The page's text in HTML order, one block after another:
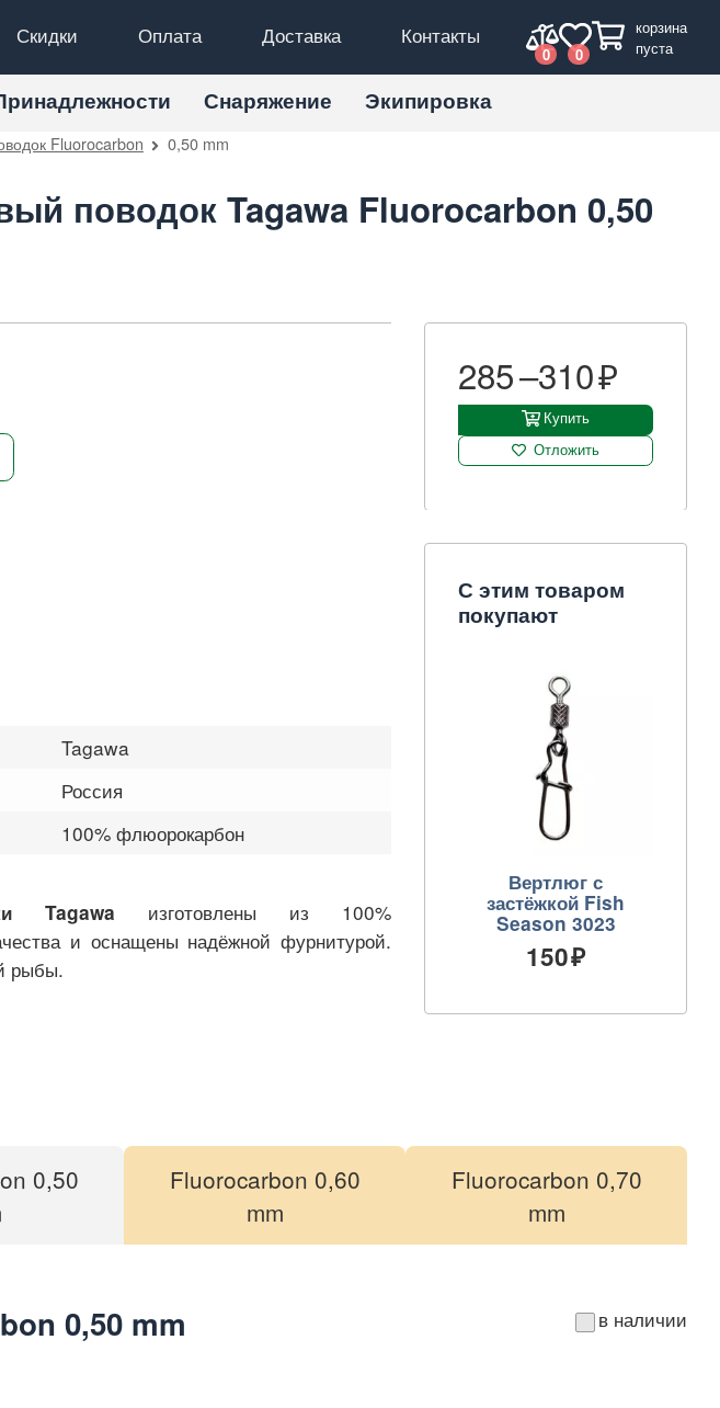
Скидки Оплата Доставка Контакты
0 0
корзина
пуста
Снаряжение Экипировка
Fluorocarbon 0,50 mm
поводок Tagawa Fluorocarbon 0,50
Tagawa
Россия
100% флюорокарбон
285 –310
Купить
Отложить
С этим товаром
покупают
Вертлюг с
застёжкой Fish
Season 3023
150
Tagawa изготовлены из 100%
и оснащены надёжной фурнитурой.
рыбы.
0,50
Fluorocarbon 0,60
mm
Fluorocarbon 0,70
mm
в наличии
0,50 mm